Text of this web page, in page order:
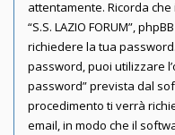
attentamente. Ricorda
“S.S. LAZIO FORUM”,
richiedere la tua
password, puoi utilizzare
password” prevista dal
procedimento ti verrà
email, in modo che il